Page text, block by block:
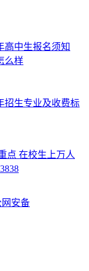
高中生报名须知
么样
招生专业及收费标
点 在校生上万人
安备